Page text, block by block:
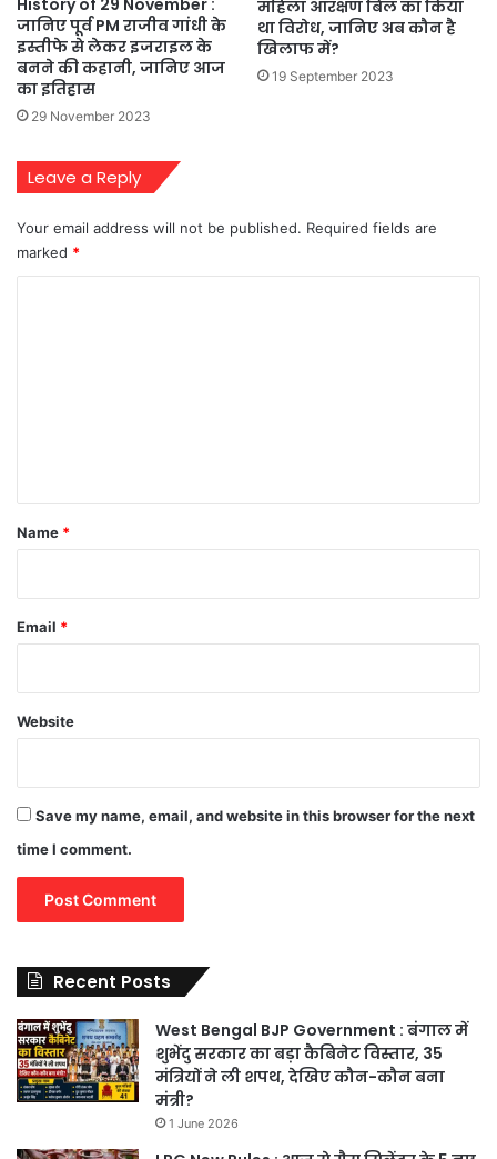
जानिए पूर्व PM राजीव गांधी के
इस्तीफे से लेकर इजराइल के
बनने की कहानी, जानिए आज
का इतिहास
29 November 2023
महिला आरक्षण बिल का किया
था विरोध, जानिए अब कौन है
खिलाफ में?
19 September 2023
Leave a Reply
Your email address will not be published. Required fields are
marked *
*
Name *
Email *
Website
Save my name, email, and website in this browser for the next
time I comment.
Recent Posts
West Bengal BJP Government : बंगाल में
शुभेंदु सरकार का बड़ा कैबिनेट विस्तार, 35
मंत्रियों ने ली शपथ, देखिए कौन-कौन बना
मंत्री?
1 June 2026